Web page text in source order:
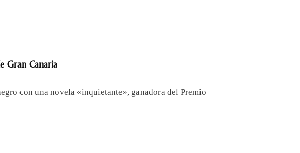
Gran Canaria
con una novela «inquietante», ganadora del Premio